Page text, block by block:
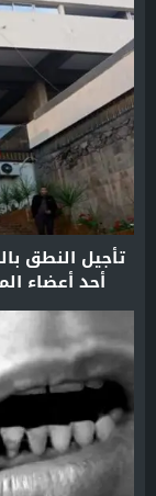
تأجيل النطق
أحد أعضاء